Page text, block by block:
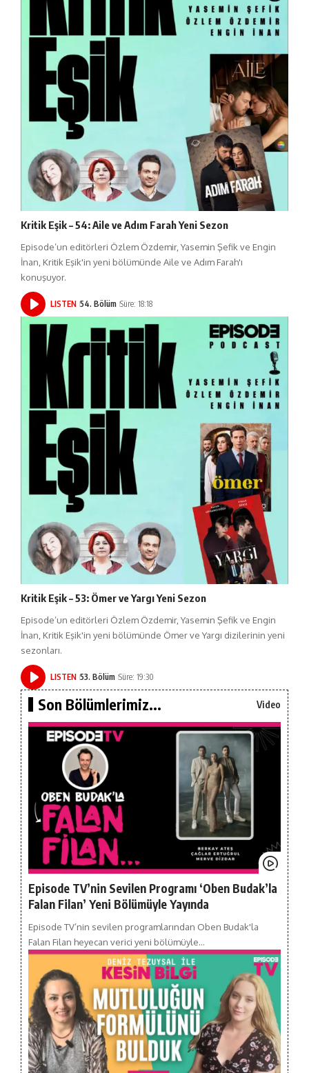
Kritik Eşik – 54: Aile ve Adım Farah Yeni Sezon
Episode’un editörleri Özlem Özdemir, Yasemin Şefik ve Engin
İnan, Kritik Eşik'in yeni bölümünde Aile ve Adım Farah'ı
konuşuyor.
LISTEN 54. Bölüm Süre: 18:18
Kritik Eşik – 53: Ömer ve Yargı Yeni Sezon
Episode’un editörleri Özlem Özdemir, Yasemin Şefik ve Engin
İnan, Kritik Eşik'in yeni bölümünde Ömer ve Yargı dizilerinin yeni
sezonları.
LISTEN 53. Bölüm Süre: 19:30
Son Bölümlerimiz... Video
Episode TV’nin Sevilen Programı ‘Oben Budak’la
Falan Filan’ Yeni Bölümüyle Yayında
Episode TV’nin sevilen programlarından Oben Budak'la
Falan Filan heyecan verici yeni bölümüyle…